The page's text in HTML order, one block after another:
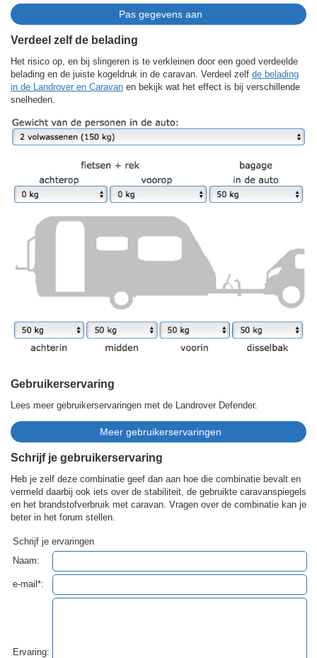
Verdeel zelf de belading
Het risico op, en bij slingeren is te verkleinen door een goed verdeelde
belading en de juiste kogeldruk in de caravan. Verdeel zelf de belading
in de Landrover en Caravan en bekijk wat het effect is bij verschillende
snelheden.
Gebruikerservaring
Lees meer gebruikerservaringen met de Landrover Defender.
Schrijf je gebruikerservaring
Heb je zelf deze combinatie geef dan aan hoe die combinatie bevalt en
vermeld daarbij ook iets over de stabiliteit, de gebruikte caravanspiegels
en het brandstofverbruik met caravan. Vragen over de combinatie kan je
beter in het forum stellen.
Schrijf je ervaringen
Naam:
e-mail*:
Ervaring: